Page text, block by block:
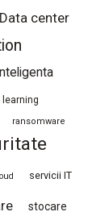
Data center
ransomware
servicii IT
stocare